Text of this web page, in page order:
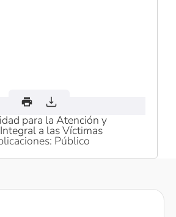
para la Atención y
a las Víctimas
Público